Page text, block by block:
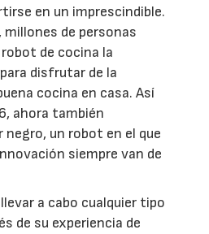
en un imprescindible.
de personas
de cocina la
disfrutar de la
cocina en casa. Así
ahora también
negro, un robot en el que
siempre van de
a cabo cualquier tipo
de su experiencia de